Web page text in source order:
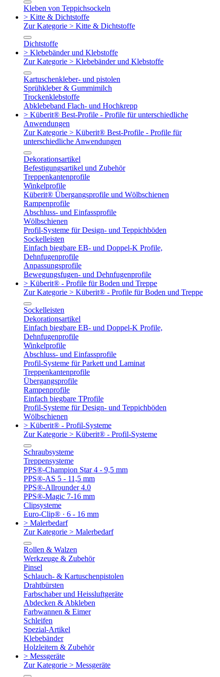
Kleben von Teppichsockeln
> Kitte & Dichtstoffe
Zur Kategorie > Kitte & Dichtstoffe
Dichtstoffe
> Klebebänder und Klebstoffe
Zur Kategorie > Klebebänder und Klebstoffe
Kartuschenkleber- und pistolen
Sprühkleber & Gummimilch
Trockenklebstoffe
Abklebeband Flach- und Hochkrepp
> Küberit® Best-Profile - Profile für unterschiedliche
Anwendungen
Zur Kategorie > Küberit® Best-Profile - Profile für
unterschiedliche Anwendungen
Dekorationsartikel
Befestigungsartikel und Zubehör
Treppenkantenprofile
Winkelprofile
Küberit® Übergangsprofile und Wölbschienen
Rampenprofile
Abschluss- und Einfassprofile
Wölbschienen
Profil-Systeme für Design- und Teppichböden
Sockelleisten
Einfach biegbare EB- und Doppel-K Profile,
Dehnfugenprofile
Anpassungsprofile
Bewegungsfugen- und Dehnfugenprofile
> Küberit® - Profile für Boden und Treppe
Zur Kategorie > Küberit® - Profile für Boden und Treppe
Sockelleisten
Dekorationsartikel
Einfach biegbare EB- und Doppel-K Profile,
Dehnfugenprofile
Winkelprofile
Abschluss- und Einfassprofile
Profil-Systeme für Parkett und Laminat
Treppenkantenprofile
Übergangsprofile
Rampenprofile
Einfach biegbare TProfile
Profil-Systeme für Design- und Teppichböden
Wölbschienen
> Küberit® - Profil-Systeme
Zur Kategorie > Küberit® - Profil-Systeme
Schraubsysteme
Treppensysteme
PPS®-Champion Star 4 - 9,5 mm
PPS®-AS 5 - 11,5 mm
PPS®-Allrounder 4.0
PPS®-Magic 7-16 mm
Clipsysteme
Euro-Clip® · 6 - 16 mm
> Malerbedarf
Zur Kategorie > Malerbedarf
Rollen & Walzen
Werkzeuge & Zubehör
Pinsel
Schlauch- & Kartuschenpistolen
Drahtbürsten
Farbschaber und Heissluftgeräte
Abdecken & Abkleben
Farbwannen & Eimer
Schleifen
Spezial-Artikel
Klebebänder
Holzleitern & Zubehör
> Messgeräte
Zur Kategorie > Messgeräte